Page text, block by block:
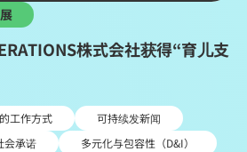
株式会社获得“育儿支
工作方式
可持续发新闻
会承诺 多元化与包容性（D&I）